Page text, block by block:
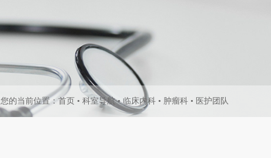
您的当前位置： 首页 • 科室导航•临床内科 • 肿瘤科 • 医护团队